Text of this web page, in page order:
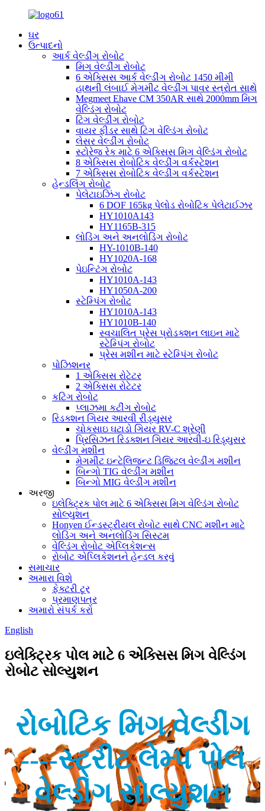
ઘર
ઉત્પાદનો
આર્ક વેલ્ડીંગ રોબોટ
મિગ વેલ્ડીંગ રોબોટ
6 એક્સિસ આર્ક વેલ્ડીંગ રોબોટ 1450 મીમી
હાથની લંબાઈ મેગમીટ વેલ્ડીંગ પાવર સ્ત્રોત સાથે
Megmeet Ehave CM 350AR સાથે 2000mm મિગ
વેલ્ડિંગ રોબોટ
ટિગ વેલ્ડીંગ રોબોટ
વાયર ફીડર સાથે ટિગ વેલ્ડિંગ રોબોટ
લેસર વેલ્ડીંગ રોબોટ
સ્ટોરેજ રેક માટે 6 એક્સિસ મિગ વેલ્ડિંગ રોબોટ
8 એક્સિસ રોબોટિક વેલ્ડીંગ વર્કસ્ટેશન
7 એક્સિસ રોબોટિક વેલ્ડીંગ વર્કસ્ટેશન
હેન્ડલિંગ રોબોટ
પેલેટાઇઝિંગ રોબોટ
6 DOF 165kg પેલોડ રોબોટિક પેલેટાઈઝર
HY1010A143
HY1165B-315
લોડિંગ અને અનલોડિંગ રોબોટ
HY-1010B-140
HY1020A-168
પેઇન્ટિંગ રોબોટ
HY1010A-143
HY1050A-200
સ્ટેમ્પિંગ રોબોટ
HY1010A-143
HY1010B-140
સ્વચાલિત પ્રેસ પ્રોડક્શન લાઇન માટે
સ્ટેમ્પિંગ રોબોટ
પ્રેસ મશીન માટે સ્ટેમ્પિંગ રોબોટ
પોઝિશનર
1 એક્સિસ રોટેટર
2 એક્સિસ રોટેટર
કટિંગ રોબોટ
પ્લાઝમા કટીંગ રોબોટ
રિડક્શન ગિયર આરવી રીડ્યુસર
ચોકસાઇ ઘટાડો ગિયર RV-C શ્રેણી
પ્રિસિઝન રિડક્શન ગિયર આરવી-ઇ રિડ્યુસર
વેલ્ડીંગ મશીન
મેગમીટ ઇન્ટેલિજન્ટ ડિજિટલ વેલ્ડીંગ મશીન
બિન્ગો TIG વેલ્ડીંગ મશીન
બિન્ગો MIG વેલ્ડીંગ મશીન
અરજી
ઇલેક્ટ્રિક પોલ માટે 6 એક્સિસ મિગ વેલ્ડિંગ રોબોટ
સોલ્યુશન
Honyen ઈન્ડસ્ટ્રીયલ રોબોટ સાથે CNC મશીન માટે
લોડિંગ અને અનલોડિંગ સિસ્ટમ
વેલ્ડિંગ રોબોટ એપ્લિકેશન્સ
રોબોટ એપ્લિકેશનને હેન્ડલ કરવું
સમાચાર
અમારા વિશે
ફેક્ટરી ટૂર
પ્રમાણપત્ર
અમારો સંપર્ક કરો
English
ઇલેક્ટ્રિક પોલ માટે 6 એક્સિસ મિગ વેલ્ડિંગ
રોબોટ સોલ્યુશન
રોબોટિક મિગ વેલ્ડીંગ
----સ્ટ્રીટ લેમ્પ પોલ
વેલ્ડીંગ સોલ્યુશન